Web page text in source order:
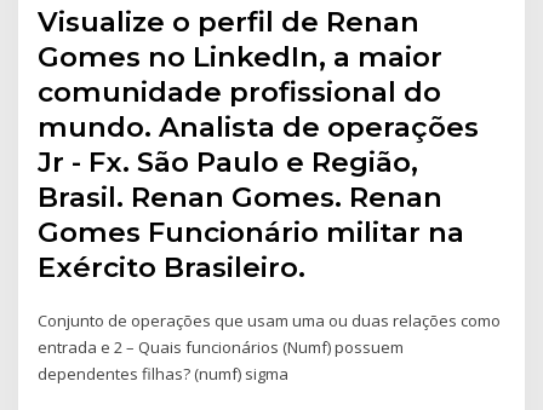
Visualize o perfil de Renan
Gomes no LinkedIn, a maior
comunidade profissional do
mundo. Analista de operações
Jr - Fx. São Paulo e Região,
Brasil. Renan Gomes. Renan
Gomes Funcionário militar na
Exército Brasileiro.
Conjunto de operações que usam uma ou duas relações como
entrada e 2 – Quais funcionários (Numf) possuem
dependentes filhas? (numf) sigma